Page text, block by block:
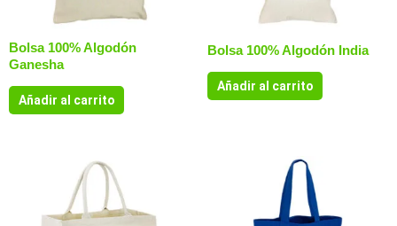
Bolsa 100% Algodón
Ganesha
Añadir al carrito
Bolsa 100% Algodón India
Añadir al carrito